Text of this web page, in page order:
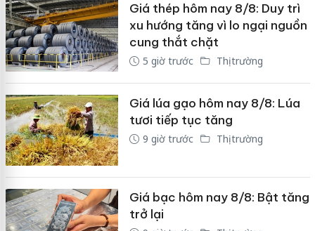
Giá thép hôm nay 8/8: Duy trì
xu hướng tăng vì lo ngại nguồn
cung thắt chặt
5 giờ trước Thị trường
Giá lúa gạo hôm nay 8/8: Lúa
tươi tiếp tục tăng
9 giờ trước Thị trường
Giá bạc hôm nay 8/8: Bật tăng
trở lại